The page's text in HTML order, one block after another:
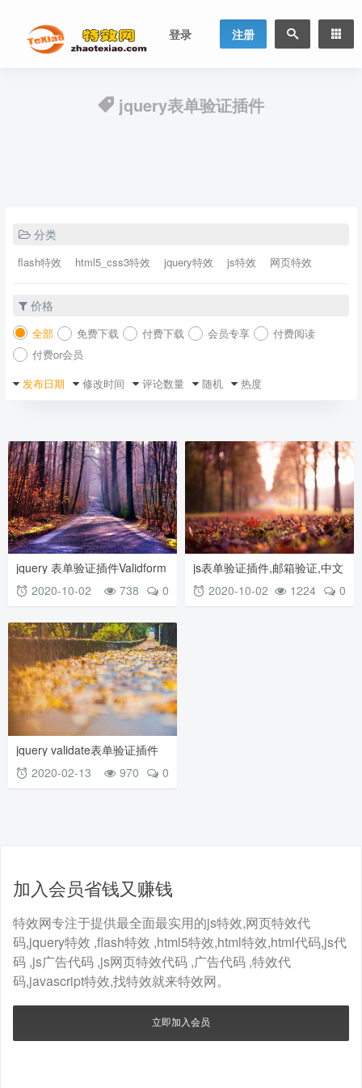
登录 注册
jquery表单验证插件
分类
flash特效 html5_css3特效 jquery特效 js特效 网页特效
价格
全部 免费下载 付费下载 会员专享
付费阅读
付费or会员
发布日期
修改时间 评论数量 随机 热度
jquery 表单验证插件Validform
jquery表单验证
2020-10-02 0
738
js表单验证插件,邮箱验证,中文
验证等
2020-10-02 0
1224
jquery validate表单验证插件
制作注册表单验证提交
2020-02-13 0
970
加入会员省钱又赚钱
特效网专注于提供最全面最实用的js特效,网页特效代
码,jquery特效 ,flash特效 ,html5特效,html特效,html代码,js代
码 ,js广告代码 ,js网页特效代码 ,广告代码 ,特效代
码,javascript特效,找特效就来特效网。
立即加入会员